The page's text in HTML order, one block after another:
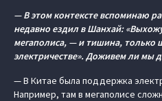
— В этом контексте вспоминаю
недавно ездил в Шанхай:
мегаполиса, — и тишина, только
электричестве». Доживем ли мы
— В Китае была поддержка
Например, там в мегаполисе